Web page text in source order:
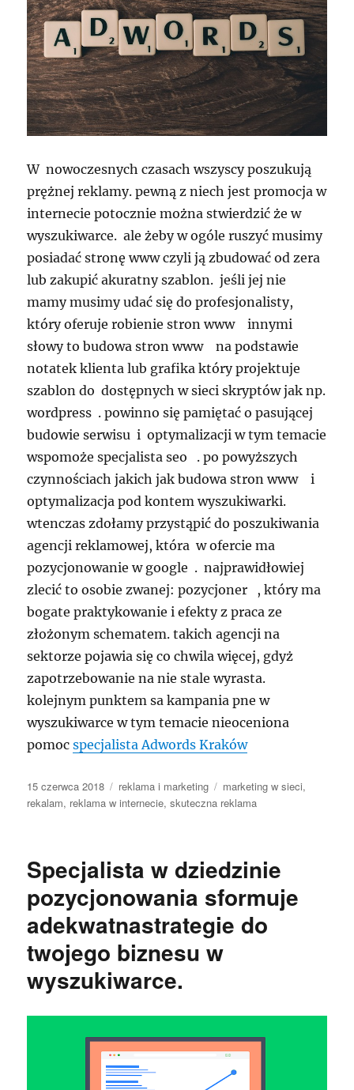
W nowoczesnych czasach wszyscy poszukują
prężnej reklamy. pewną z niech jest promocja w
internecie potocznie można stwierdzić że w
wyszukiwarce. ale żeby w ogóle ruszyć musimy
posiadać stronę www czyli ją zbudować od zera
lub zakupić akuratny szablon. jeśli jej nie
mamy musimy udać się do profesjonalisty,
który oferuje robienie stron www innymi
słowy to budowa stron www na podstawie
notatek klienta lub grafika który projektuje
szablon do dostępnych w sieci skryptów jak np.
wordpress . powinno się pamiętać o pasującej
budowie serwisu i optymalizacji w tym temacie
wspomoże specjalista seo . po powyższych
czynnościach jakich jak budowa stron www i
optymalizacja pod kontem wyszukiwarki.
wtenczas zdołamy przystąpić do poszukiwania
agencji reklamowej, która w ofercie ma
pozycjonowanie w google . najprawidłowiej
zlecić to osobie zwanej: pozycjoner , który ma
bogate praktykowanie i efekty z praca ze
złożonym schematem. takich agencji na
sektorze pojawia się co chwila więcej, gdyż
zapotrzebowanie na nie stale wyrasta.
kolejnym punktem sa kampania pne w
wyszukiwarce w tym temacie nieoceniona
pomocspecjalista Adwords Kraków
Data
publikacji
15 czerwca 2018 Kategorie
reklama i marketing Tagi
marketing w sieci,
rekalam, reklama w internecie,skuteczna reklama
Specjalista w dziedzinie
pozycjonowania sformuje
adekwatnastrategie do
twojego biznesu w
wyszukiwarce.